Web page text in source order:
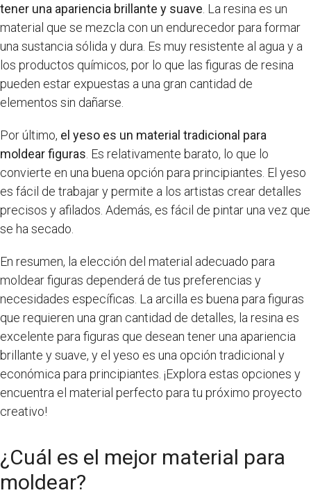
tener una apariencia brillante y suave . La resina es un
material que se mezcla con un endurecedor para formar
una sustancia sólida y dura. Es muy resistente al agua y a
los productos químicos, por lo que las figuras de resina
pueden estar expuestas a una gran cantidad de
elementos sin dañarse.
Por último, el yeso es un material tradicional para
moldear figuras . Es relativamente barato, lo que lo
convierte en una buena opción para principiantes. El yeso
es fácil de trabajar y permite a los artistas crear detalles
precisos y afilados. Además, es fácil de pintar una vez que
se ha secado.
En resumen, la elección del material adecuado para
moldear figuras dependerá de tus preferencias y
necesidades específicas. La arcilla es buena para figuras
que requieren una gran cantidad de detalles, la resina es
excelente para figuras que desean tener una apariencia
brillante y suave, y el yeso es una opción tradicional y
económica para principiantes. ¡Explora estas opciones y
encuentra el material perfecto para tu próximo proyecto
creativo!
¿Cuál es el mejor material para
moldear?